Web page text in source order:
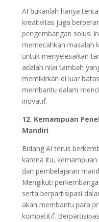
AI bukanlah hanya
kreativitas juga
pengembangan solusi
memecahkan masalah
untuk menyelesaikan
adalah nilai tambah
memikirkan di luar
membantu dalam
inovatif.
12. Kemampuan
Mandiri
Bidang AI terus
karena itu,
dan pembelajaran
Mengikuti
serta berpartisipasi
akan membantu para
kompetitif.